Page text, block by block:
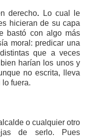
derecho.
Lo cual le
hicieran de su capa
bastó con algo más
moral: predicar una
que a veces
harían los unos y
no escrita, lleva
fuera.
o cualquier otro
de serlo. Pues